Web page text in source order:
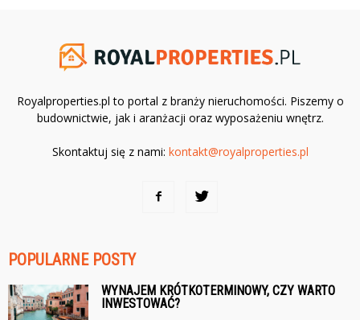
Royalproperties.pl to portal z branży nieruchomości. Piszemy o
budownictwie, jak i aranżacji oraz wyposażeniu wnętrz.
Skontaktuj się z nami: kontakt@royalproperties.pl
POPULARNE POSTY
WYNAJEM KRÓTKOTERMINOWY, CZY WARTO
INWESTOWAĆ?